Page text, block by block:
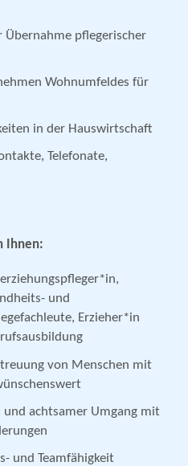
pflegerischer
Wohnumfeldes für
in der Hauswirtschaft
Telefonate,
Ihnen:
und
Erzieher*in
von Menschen mit
und achtsamer Umgang mit
und Teamfähigkeit